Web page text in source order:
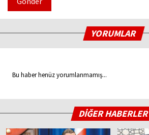
YORUMLAR
Bu haber henüz yorumlanmamış...
DİĞER HABERLER